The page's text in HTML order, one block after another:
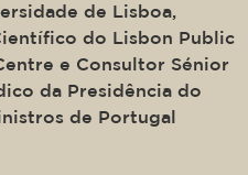
de Lisboa,
do Lisbon Public
e Consultor Sénior
da Presidência do
de Portugal